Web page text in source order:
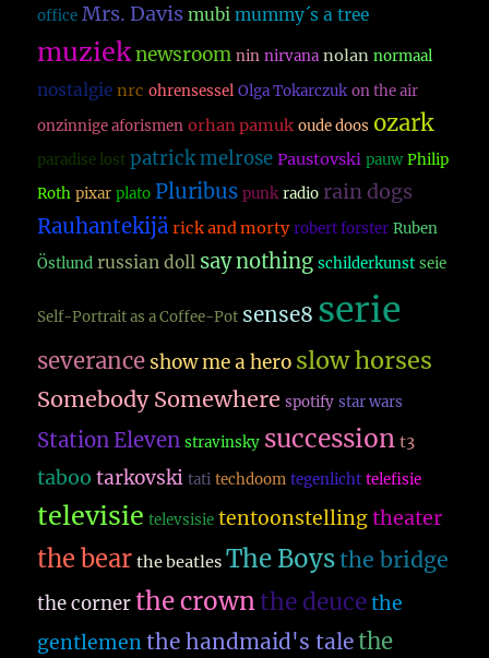
office Mrs. Davis mubi mummy´s a tree
muzieknewsroom nin nirvana nolan normaal
nostalgie nrc ohrensessel Olga Tokarczuk on the air
onzinnige aforismen orhan pamuk oude doos ozark
paradise lost patrick melrose Paustovski pauw Philip
Roth pixar plato Pluribus punk radio rain dogs
Rauhantekijä rick and morty robert forster Ruben
Östlund russian doll say nothing schilderkunst seie
Self-Portrait as a Coffee-Pot sense8 serie
severance show me a hero slow horses
Somebody Somewhere spotify star wars
Station Eleven stravinsky succession t3
taboo tarkovski tati techdoom tegenlicht telefisie
televisie televsisie tentoonstelling theater
the bear the beatles The Boysthe bridge
the corner the crownthe deuce the
gentlemen the handmaid's talethe